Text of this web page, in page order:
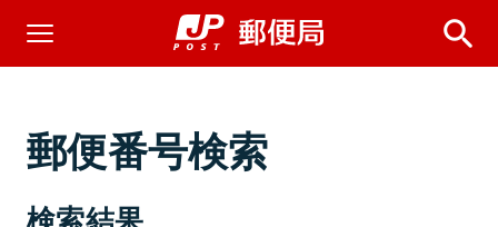
郵便番号検索
検索結果